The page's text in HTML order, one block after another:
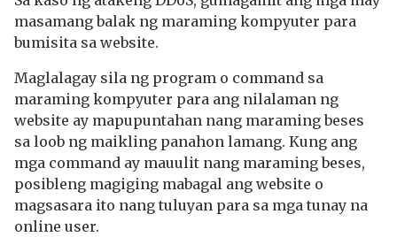
masamang balak ng maraming kompyuter para
bumisita sa website.
Maglalagay sila ng program o command sa
maraming kompyuter para ang nilalaman ng
website ay mapupuntahan nang maraming beses
sa loob ng maikling panahon lamang. Kung ang
mga command ay mauulit nang maraming beses,
posibleng magiging mabagal ang website o
magsasara ito nang tuluyan para sa mga tunay na
online user.